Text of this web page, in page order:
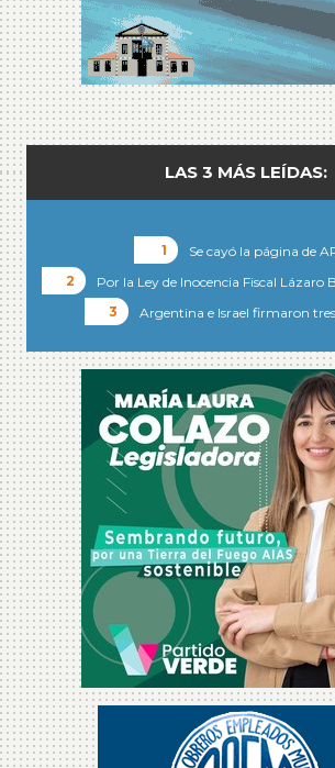
LAS 3 MÁS LEÍDAS:
Se cayó la página de
Por la Ley de Inocencia Fiscal Lázaro
Argentina e Israel firmaron